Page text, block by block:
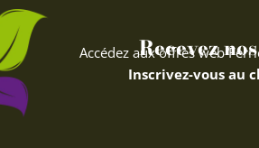
Recevez
Accédez aux offres web
Inscrivez-vous au